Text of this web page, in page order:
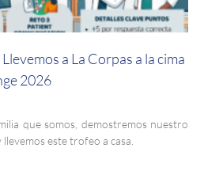
a La Corpas a la cima
2026
que somos, demostremos nuestro
este trofeo a casa.